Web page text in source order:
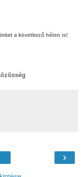
a következő héten is!
›